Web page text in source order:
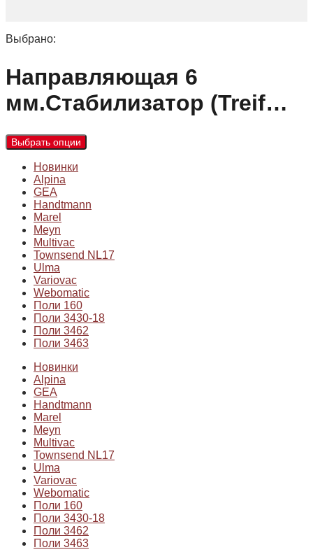
Выбрано:
Направляющая 6
мм.Стабилизатор (Treif…
Выбрать опции
Новинки
Alpina
GEA
Handtmann
Marel
Meyn
Multivac
Townsend NL17
Ulma
Variovac
Webomatic
Поли 160
Поли 3430-18
Поли 3462
Поли 3463
Новинки
Alpina
GEA
Handtmann
Marel
Meyn
Multivac
Townsend NL17
Ulma
Variovac
Webomatic
Поли 160
Поли 3430-18
Поли 3462
Поли 3463